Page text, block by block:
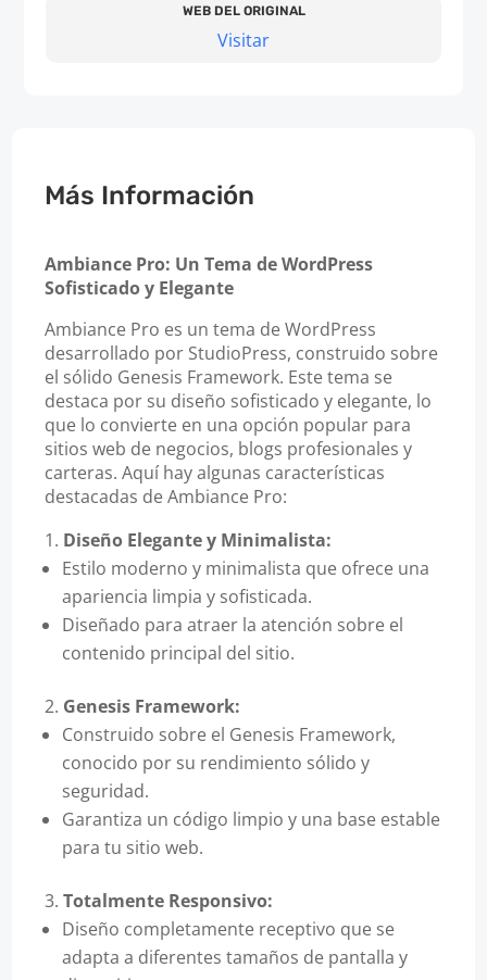
WEB DEL ORIGINAL
Visitar
Más Información
Ambiance Pro: Un Tema de WordPress
Sofisticado y Elegante
Ambiance Pro es un tema de WordPress
desarrollado por StudioPress, construido sobre
el sólido Genesis Framework. Este tema se
destaca por su diseño sofisticado y elegante, lo
que lo convierte en una opción popular para
sitios web de negocios, blogs profesionales y
carteras. Aquí hay algunas características
destacadas de Ambiance Pro:
Diseño Elegante y Minimalista:
Estilo moderno y minimalista que ofrece una
apariencia limpia y sofisticada.
Diseñado para atraer la atención sobre el
contenido principal del sitio.
Genesis Framework:
Construido sobre el Genesis Framework,
conocido por su rendimiento sólido y
seguridad.
Garantiza un código limpio y una base estable
para tu sitio web.
Totalmente Responsivo:
Diseño completamente receptivo que se
adapta a diferentes tamaños de pantalla y